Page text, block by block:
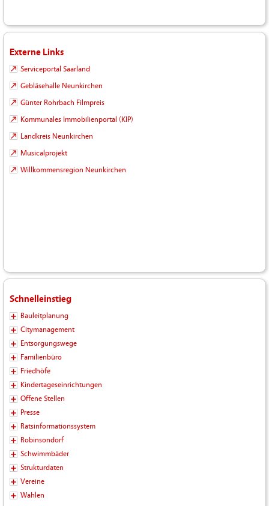
Externe Links
Serviceportal Saarland
Gebläsehalle Neunkirchen
Günter Rohrbach Filmpreis
Kommunales Immobilienportal (KIP)
Landkreis Neunkirchen
Musicalprojekt
Willkommensregion Neunkirchen
Schnelleinstieg
Bauleitplanung
Citymanagement
Entsorgungswege
Familienbüro
Friedhöfe
Kindertageseinrichtungen
Offene Stellen
Presse
Ratsinformationssystem
Robinsondorf
Schwimmbäder
Strukturdaten
Vereine
Wahlen